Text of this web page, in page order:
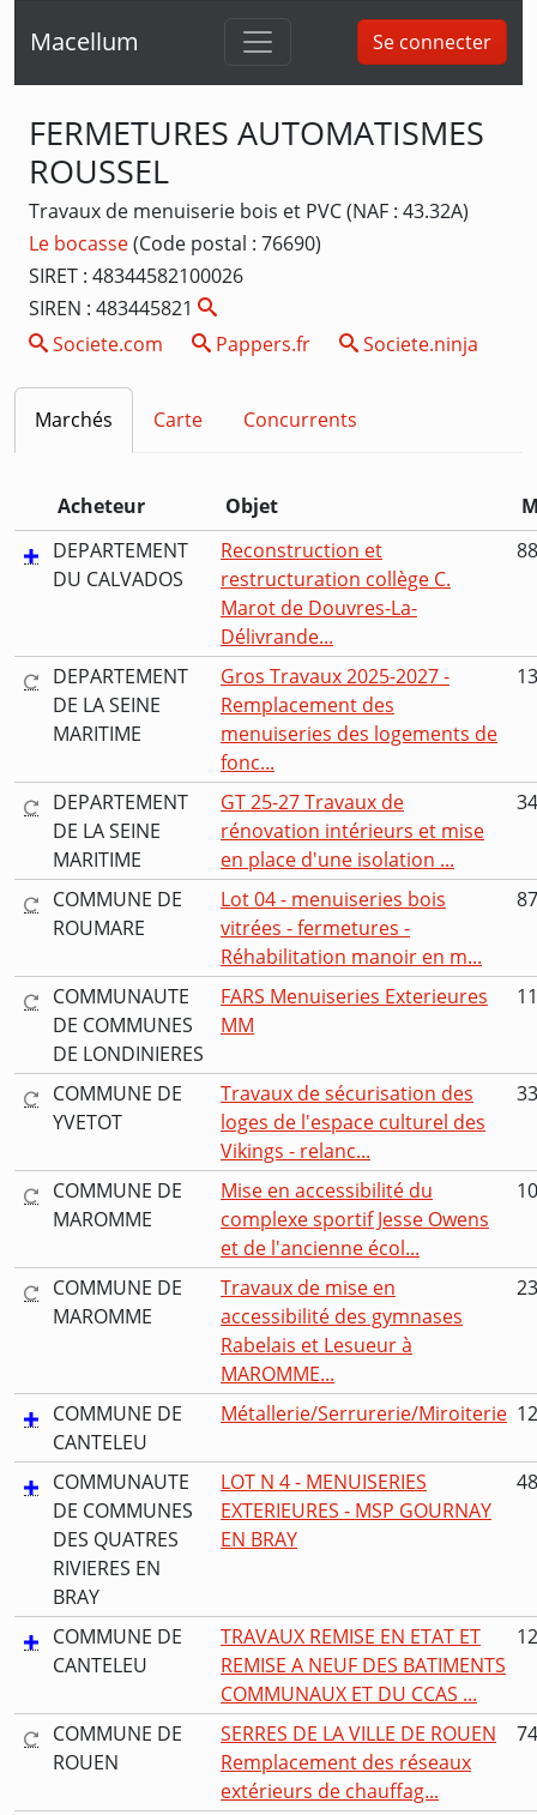
Macellum Se connecter
FERMETURES AUTOMATISMES
ROUSSEL
Travaux de menuiserie bois et PVC (NAF : 43.32A)
Le bocasse(Code postal : 76690)
SIRET : 48344582100026
SIREN : 483445821
Societe.com
Pappers.fr Societe.ninja
Marchés Carte Concurrents
Acheteur Objet
DEPARTEMENT
DU CALVADOS
Reconstruction et
restructuration collège C.
Marot de Douvres-La-
Délivrande...
DEPARTEMENT
DE LA SEINE
MARITIME
Gros Travaux 2025-2027 -
Remplacement des
menuiseries des logements de
fonc...
DEPARTEMENT
DE LA SEINE
MARITIME
GT 25-27 Travaux de
rénovation intérieurs et mise
en place d'une isolation ...
COMMUNE DE
ROUMARE
Lot 04 - menuiseries bois
vitrées - fermetures -
Réhabilitation manoir en m...
COMMUNAUTE
DE COMMUNES
DE LONDINIERES
FARS Menuiseries Exterieures
MM
COMMUNE DE
YVETOT
Travaux de sécurisation des
loges de l'espace culturel des
Vikings - relanc...
COMMUNE DE
MAROMME
Mise en accessibilité du
complexe sportif Jesse Owens
et de l'ancienne écol...
COMMUNE DE
MAROMME
Travaux de mise en
accessibilité des gymnases
Rabelais et Lesueur à
MAROMME...
COMMUNE DE
CANTELEU
Métallerie/Serrurerie/Miroiterie
COMMUNAUTE
DE COMMUNES
DES QUATRES
RIVIERES EN
BRAY
LOT N 4 - MENUISERIES
EXTERIEURES - MSP GOURNAY
EN BRAY
COMMUNE DE
CANTELEU
TRAVAUX REMISE EN ETAT ET
REMISE A NEUF DES BATIMENTS
COMMUNAUX ET DU CCAS ...
COMMUNE DE
ROUEN
SERRES DE LA VILLE DE ROUEN
Remplacement des réseaux
extérieurs de chauffag...